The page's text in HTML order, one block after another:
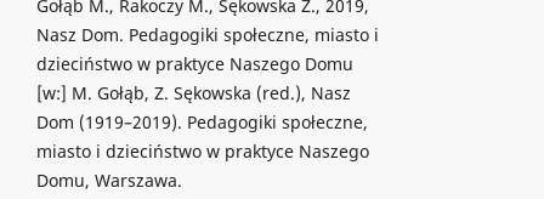
Gołąb M., Rakoczy M., Sękowska Z., 2019,
Nasz Dom. Pedagogiki społeczne, miasto i
dzieciństwo w praktyce Naszego Domu
[w:] M. Gołąb, Z. Sękowska (red.), Nasz
Dom (1919–2019). Pedagogiki społeczne,
miasto i dzieciństwo w praktyce Naszego
Domu, Warszawa.